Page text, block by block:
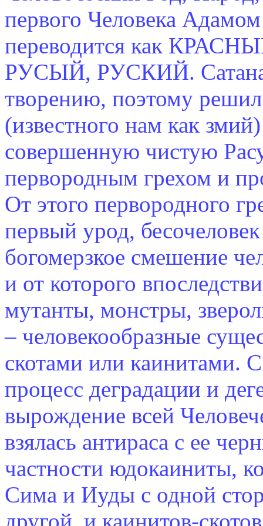
первого Человека
переводится как
РУСЫЙ, РУСКИЙ. Сатана
творению, поэтому
(известного нам как
совершенную чистую
первородным грехом и
От этого первородного
первый урод,
богомерзкое смешение
и от которого
мутанты, монстры,
– человекообразные
скотами или каинитами.
процесс деградации и
вырождение всей
взялась антираса с ее
частности юдокаиниты,
Сима и Иуды с одной
другой, и каинитов-